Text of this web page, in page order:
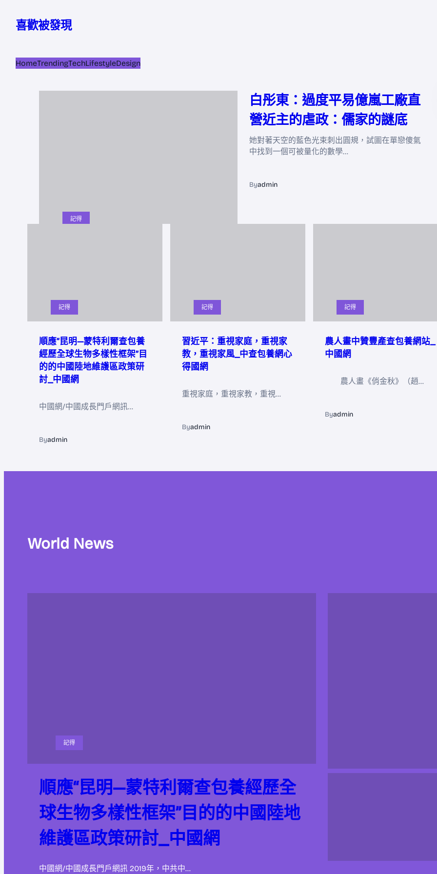
喜歡被發現
HomeTrendingTechLifestyleDesign
記得
白彤東：過度平易億嵐工廠直
營近主的虐政：儒家的謎底
她對著天空的藍色光束刺出圓規，試圖在單戀傻氣
中找到一個可被量化的數學…
Byadmin
記得
順應“昆明—蒙特利爾查包養
經歷全球生物多樣性框架”目
的的中國陸地維護區政策研
討_中國網
中國網/中國成長門戶網訊…
Byadmin
記得
習近平：重視家庭，重視家
教，重視家風_中查包養網心
得國網
重視家庭，重視家教，重視…
Byadmin
記得
農人畫中贊豐產查包養網站_
中國網
農人畫《俏金秋》（趙…
Byadmin
World News
記得
順應“昆明—蒙特利爾查包養經歷全
球生物多樣性框架”目的的中國陸地
維護區政策研討_中國網
中國網/中國成長門戶網訊 2019年，中共中…